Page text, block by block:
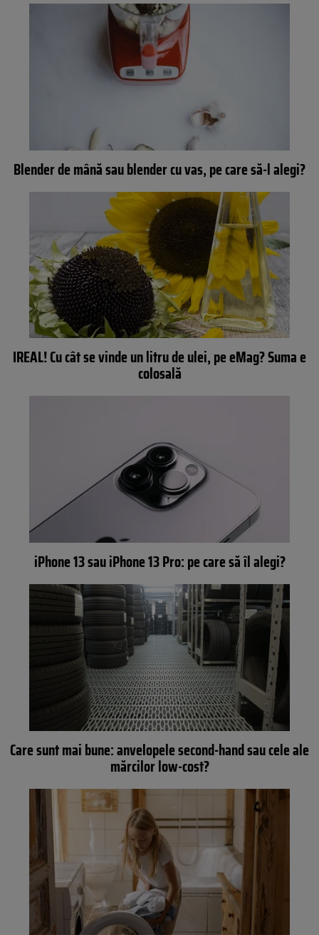
Blender de mână sau blender cu vas, pe care să-l alegi?
IREAL! Cu cât se vinde un litru de ulei, pe eMag? Suma e
colosală
iPhone 13 sau iPhone 13 Pro: pe care să îl alegi?
Care sunt mai bune: anvelopele second-hand sau cele ale
mărcilor low-cost?